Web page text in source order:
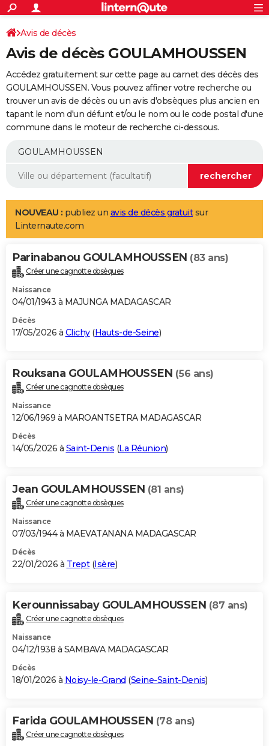
ACTUALITÉS
Politique
Société
Faits Divers
Education
Monde
Villes
+
SPORT
Coupe du monde 2026
Football
Tennis
Cyclisme
Rugby
Forum
Programme TV
TNT
Streaming
Cinéma
Sorties cinéma
Musique
+
FINANCE
Retraite
Epargne
Immobilier
Risques naturels par ville
Assurance
AUTO
Essais
Réserver un essai
Citadines
Berlines
SUV
Forum auto
+
Mobiles
Meilleur smartphone
Internet
Ordinateurs
Jeux vidéo
Guide high-tech
Aménagement intérieur
LIFESTYLE
Art de vivre
Bien-être
Loisirs
Mode
Modes de vie
Alimentation
Guide de la santé
Maladies
Médicaments
Sommeil
VOYAGE
Destinations
City break
Voyage nature
Voyage de noces
Forum
Climat
+PHOTO
GUIDES D'ACHAT
BONS PLANS
Carte de Noël
Carte Bonne année
Carte Saint-Valentin
Carte Pâques
Carte d'anniversaire
DICTIONNAIRE
Dictionnaire
Biographies
Citations
Expressions
Proverbes
PROGRAMME TV
S'inscrire
Se connecter
Lycées
Collèges
Primaires
Universités
Entreprises
Service militaire
Avis de recherche
AVIS DE DÉCÈS
Bricolage
Lifestyle
Culture
Sport
Auto
Television
Voyage
Cinema
Avis de décès
Avis de décès GOULAMHOUSSEN
Accédez gratuitement sur cette page au carnet des décès des
GOULAMHOUSSEN. Vous pouvez affiner votre recherche ou
trouver un avis de décès ou un avis d'obsèques plus ancien en
tapant le nom d'un défunt et/ou le nom ou le code postal d'une
commune dans le moteur de recherche ci-dessous.
NOUVEAU : publiez un avis de décès gratuitsur
Linternaute.com
Parinabanou GOULAMHOUSSEN (83 ans)
Créer une cagnotte obsèques
Naissance
04/01/1943 à MAJUNGA MADAGASCAR
Décès
17/05/2026 à Clichy(Hauts-de-Seine)
Rouksana GOULAMHOUSSEN (56 ans)
Créer une cagnotte obsèques
Naissance
12/06/1969 à MAROANTSETRA MADAGASCAR
Décès
14/05/2026 à Saint-Denis (La Réunion)
Jean GOULAMHOUSSEN (81 ans)
Créer une cagnotte obsèques
Naissance
07/03/1944 à MAEVATANANA MADAGASCAR
Décès
22/01/2026 à Trept(Isère)
Kerounnissabay GOULAMHOUSSEN (87 ans)
Créer une cagnotte obsèques
Naissance
04/12/1938 à SAMBAVA MADAGASCAR
Décès
18/01/2026 à Noisy-le-Grand (Seine-Saint-Denis)
Farida GOULAMHOUSSEN (78 ans)
Créer une cagnotte obsèques